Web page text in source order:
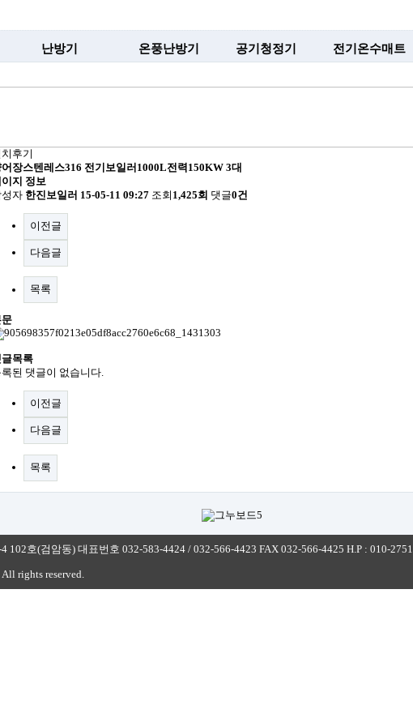
난방기 온풍난방기 공기청정기 전기온수매트
후기
어장스텐레스316 전기보일러1000L전력150KW 3대
지 정보
성자 한진보일러 15-05-11 09:27 조회 1,425회 댓글0건
이전글
다음글
목록
문
글목록
록된 댓글이 없습니다.
이전글
다음글
목록
호(검암동) 대표번호 032-583-4424 / 032-566-4423 FAX 032-566-4425 H.P : 010-
All rights reserved.